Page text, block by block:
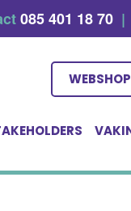
085 401 18 70 |
WEBSHOP